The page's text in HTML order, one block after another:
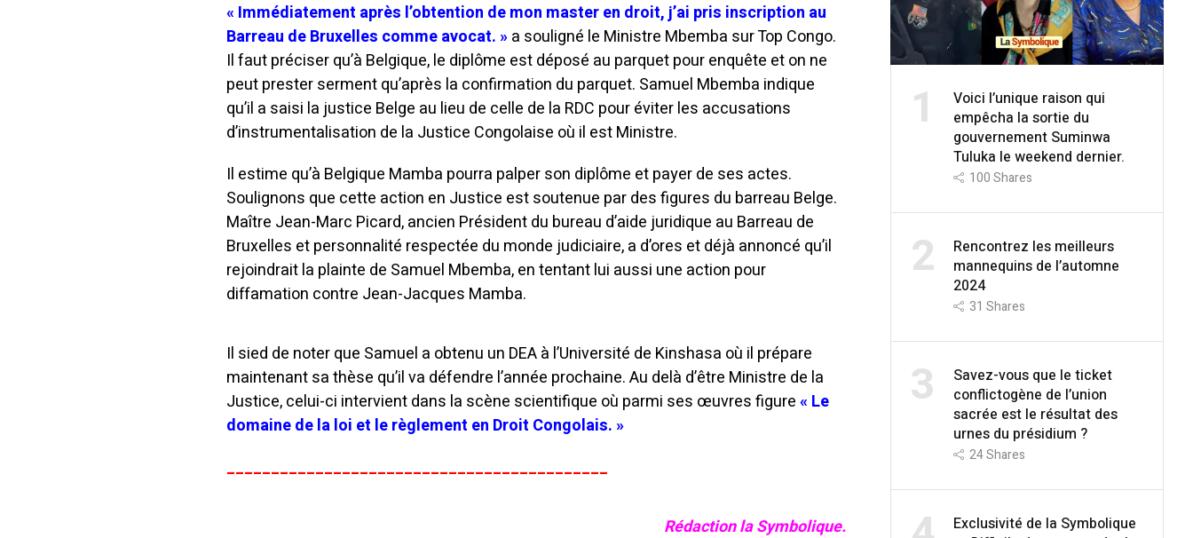
« Immédiatement après l’obtention de mon master en droit, j’ai pris inscription au
Barreau de Bruxelles comme avocat. »a souligné le Ministre Mbemba sur Top Congo.
Il faut préciser qu’à Belgique, le diplôme est déposé au parquet pour enquête et on ne
peut prester serment qu’après la confirmation du parquet. Samuel Mbemba indique
qu’il a saisi la justice Belge au lieu de celle de la RDC pour éviter les accusations
d’instrumentalisation de la Justice Congolaise où il est Ministre.
Il estime qu’à Belgique Mamba pourra palper son diplôme et payer de ses actes.
Soulignons que cette action en Justice est soutenue par des figures du barreau Belge.
Maître Jean-Marc Picard, ancien Président du bureau d’aide juridique au Barreau de
Bruxelles et personnalité respectée du monde judiciaire, a d’ores et déjà annoncé qu’il
rejoindrait la plainte de Samuel Mbemba, en tentant lui aussi une action pour
diffamation contre Jean-Jacques Mamba.
Il sied de noter que Samuel a obtenu un DEA à l’Université de Kinshasa où il prépare
maintenant sa thèse qu’il va défendre l’année prochaine. Au delà d’être Ministre de la
Justice, celui-ci intervient dans la scène scientifique où parmi ses œuvres figure« Le
domaine de la loi et le règlement en Droit Congolais. »
___________________________________________
Rédaction la Symbolique.
1
Voici l’unique raison qui
empêcha la sortie du
gouvernement Suminwa
Tuluka le weekend dernier.
100Shares
2
Rencontrez les meilleurs
mannequins de l’automne
2024
31 Shares
3
Savez-vous que le ticket
conflictogène de l’union
sacrée est le résultat des
urnes du présidium ?
24Shares
Exclusivité de la Symbolique